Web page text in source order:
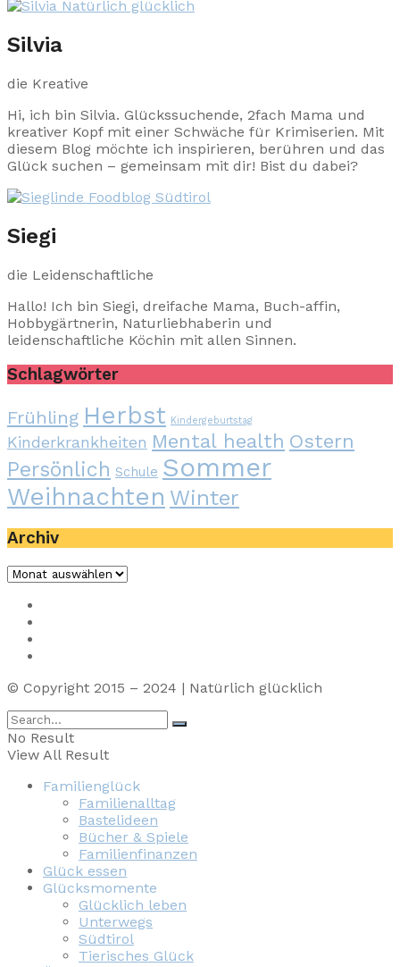
Silvia
die Kreative
Hi, ich bin Silvia. Glückssuchende, 2fach Mama und
kreativer Kopf mit einer Schwäche für Krimiserien. Mit
diesem Blog möchte ich inspirieren, berühren und das
Glück suchen – gemeinsam mit dir! Bist du dabei?
Siegi
die Leidenschaftliche
Hallo! Ich bin Siegi, dreifache Mama, Buch-affin,
Hobbygärtnerin, Naturliebhaberin und
leidenschaftliche Köchin mit allen Sinnen.
Schlagwörter
Frühling Herbst Kindergeburtstag
Kinderkrankheiten Mental health Ostern
Persönlich Schule Sommer
Weihnachten Winter
Archiv
Archiv
© Copyright 2015 – 2024 | Natürlich glücklich
No Result
View All Result
Familienglück
Familienalltag
Bastelideen
Bücher & Spiele
Familienfinanzen
Glück essen
Glücksmomente
Glücklich leben
Unterwegs
Südtirol
Tierisches Glück